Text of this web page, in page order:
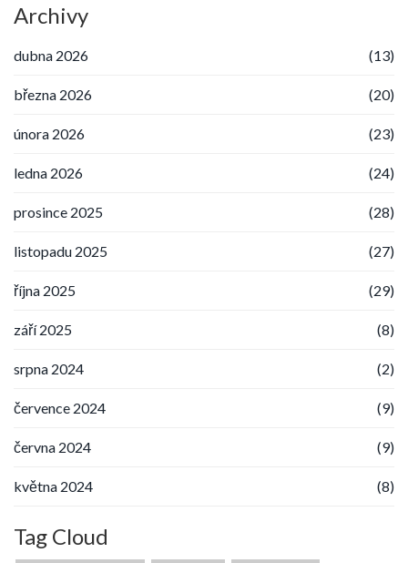
Archivy
dubna 2026 (13)
března 2026 (20)
února 2026 (23)
ledna 2026 (24)
prosince 2025 (28)
listopadu 2025 (27)
října 2025 (29)
září 2025 (8)
srpna 2024 (2)
července 2024 (9)
června 2024 (9)
května 2024 (8)
Tag Cloud